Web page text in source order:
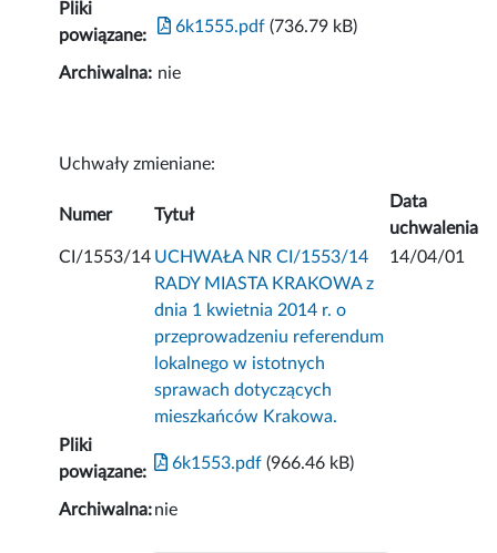
Pliki
powiązane:
6k1555.pdf (736.79 kB)
Archiwalna: nie
Uchwały zmieniane:
Numer Tytuł
Data
uchwalenia
CI/1553/14 UCHWAŁA NR CI/1553/14
RADY MIASTA KRAKOWA z
dnia 1 kwietnia 2014 r. o
przeprowadzeniu referendum
lokalnego w istotnych
sprawach dotyczących
mieszkańców Krakowa.
14/04/01
Pliki
powiązane:
6k1553.pdf (966.46 kB)
Archiwalna:nie